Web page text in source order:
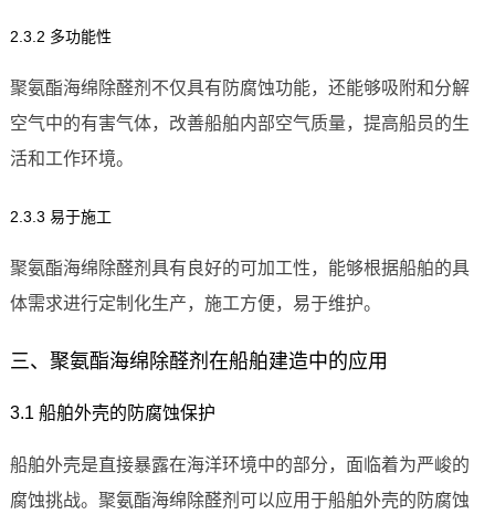
2.3.2 多功能性
聚氨酯海绵除醛剂不仅具有防腐蚀功能，还能够吸附和分解
空气中的有害气体，改善船舶内部空气质量，提高船员的生
活和工作环境。
2.3.3 易于施工
聚氨酯海绵除醛剂具有良好的可加工性，能够根据船舶的具
体需求进行定制化生产，施工方便，易于维护。
三、聚氨酯海绵除醛剂在船舶建造中的应用
3.1 船舶外壳的防腐蚀保护
船舶外壳是直接暴露在海洋环境中的部分，面临着为严峻的
腐蚀挑战。聚氨酯海绵除醛剂可以应用于船舶外壳的防腐蚀